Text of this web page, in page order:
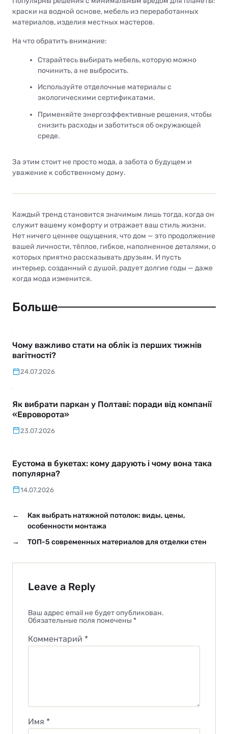
краски на водной основе, мебель из переработанных
материалов, изделия местных мастеров.
На что обратить внимание:
Старайтесь выбирать мебель, которую можно
починить, а не выбросить.
Используйте отделочные материалы с
экологическими сертификатами.
Применяйте энергоэффективные решения, чтобы
снизить расходы и заботиться об окружающей
среде.
За этим стоит не просто мода, а забота о будущем и
уважение к собственному дому.
Каждый тренд становится значимым лишь тогда, когда он
служит вашему комфорту и отражает ваш стиль жизни.
Нет ничего ценнее ощущения, что дом — это продолжение
вашей личности, тёплое, гибкое, наполненное деталями, о
которых приятно рассказывать друзьям. И пусть
интерьер, созданный с душой, радует долгие годы — даже
когда мода изменится.
Больше
Чому важливо стати на облік із перших тижнів
вагітності?
24.07.2026
Як вибрати паркан у Полтаві: поради від компанії
«Евроворота»
23.07.2026
Еустома в букетах: кому дарують і чому вона така
популярна?
14.07.2026
←
Как выбрать натяжной потолок: виды, цены,
особенности монтажа
→
ТОП-5 современных материалов для отделки стен
Leave a Reply
Ваш адрес email не будет опубликован.
Обязательные поля помечены *
Комментарий *
Имя *